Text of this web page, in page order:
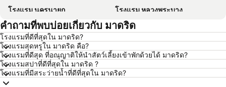
โรงแรม นครนายก
โรงแรม หลวงพระบาง
โรงแรม เกาะล้าน
โรงแรม ซินยี่
โรงแรม ระยอง
โรงแรม สระบุรี
โรงแรม นครราชสีมา
โรงแรม หาดป่าตอง
โรงแรม อุดรธานี
โรงแรม เวียงจันทน์
คำถามที่พบบ่อยเกี่ยวกับ มาดริด
โรงแรมที่ดีที่สุดใน มาดริด?
โรงแรมสุดหรูใน มาดริด คือ?
โรงแรมที่ดีสุด ที่อณุญาติให้นำสัตว์เลี้ยงเข้าพักด้วยได้ มาดริด?
โรงแรมสปาที่ดีที่สุดใน มาดริด ?
โรงแรมที่มีสระว่ายน้ำที่ดีที่สุดใน มาดริด?